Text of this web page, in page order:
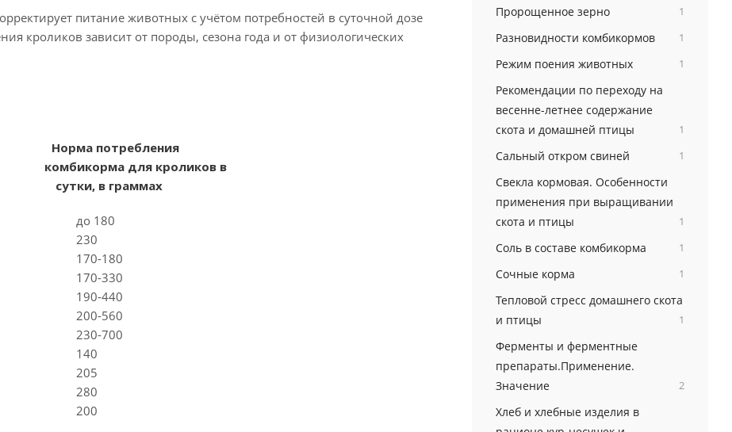
питание животных с учётом потребностей в суточной дозе
кроликов зависит от породы, сезона года и от физиологических
Норма потребления
для кроликов в
сутки, в граммах
180
180
330
440
560
700
Пророщенное зерно 1
Разновидности комбикормов 1
Режим поения животных 1
Рекомендации по переходу на
весенне-летнее содержание
скота и домашней птицы
1
Сальный откром свиней 1
Свекла кормовая. Особенности
применения при выращивании
скота и птицы
1
Соль в составе комбикорма 1
Сочные корма 1
Тепловой стресс домашнего скота
и птицы
1
Ферменты и ферментные
препараты.Применение.
Значение
2
Хлеб и хлебные изделия в